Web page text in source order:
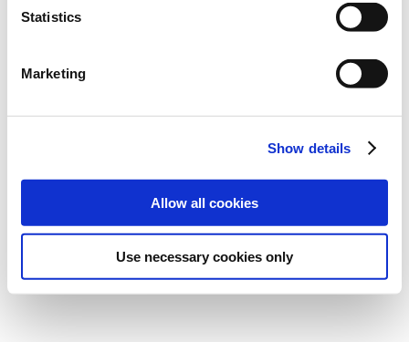
Statistics
Marketing
Show details
Allow all cookies
Use necessary cookies only